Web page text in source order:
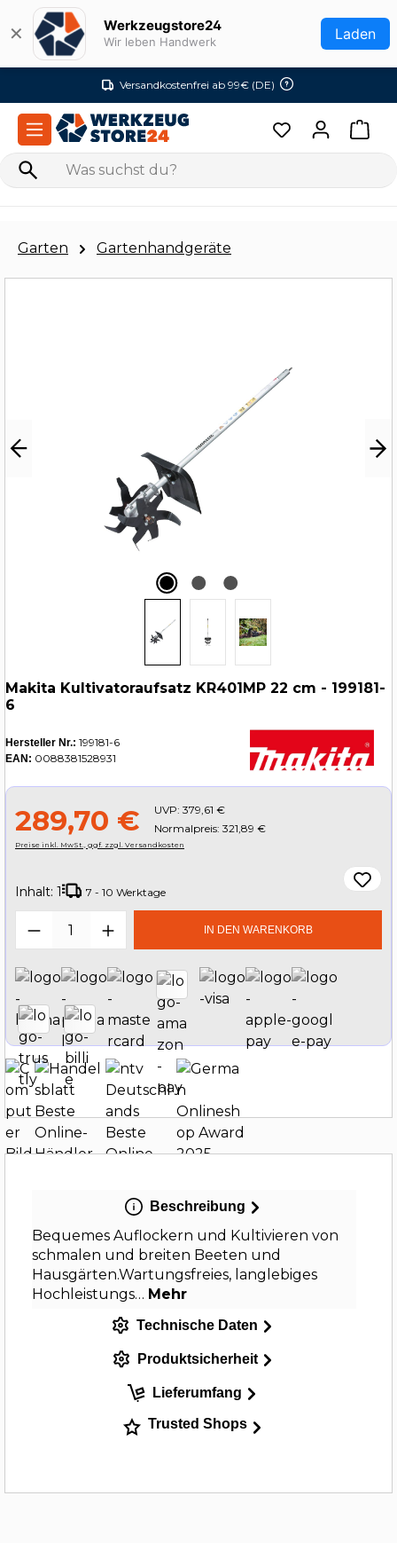
Zum Hauptinhalt springen
✕ Werkzeugstore24
Wir leben Handwerk Laden
Versandkostenfrei ab 99€ (DE)
Garten Gartenhandgeräte
Makita Kultivatoraufsatz KR401MP 22 cm - 199181-
6
Hersteller Nr.: 199181-6
EAN: 0088381528931
289,70 € UVP: 379,61 €
Normalpreis: 321,89 €
Preise inkl. MwSt., ggf. zzgl. Versandkosten
Inhalt: 1 7 - 10 Werktage
Produkt Anzahl: Gib denIN DEN WARENKORB
Beschreibung
Bequemes Auflockern und Kultivieren von
schmalen und breiten Beeten und
Hausgärten.Wartungsfreies, langlebiges
Hochleistungs… Mehr
Technische Daten
Produktsicherheit
Lieferumfang
Trusted Shops